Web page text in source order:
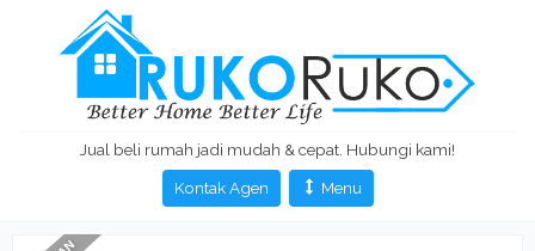
Jual beli rumah jadi mudah & cepat. Hubungi kami!
Kontak Agen
Menu